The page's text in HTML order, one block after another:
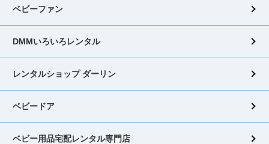
ベビーファン
DMMいろいろレンタル
レンタルショップ ダーリン
ベビードア
ベビー用品宅配レンタル専門店